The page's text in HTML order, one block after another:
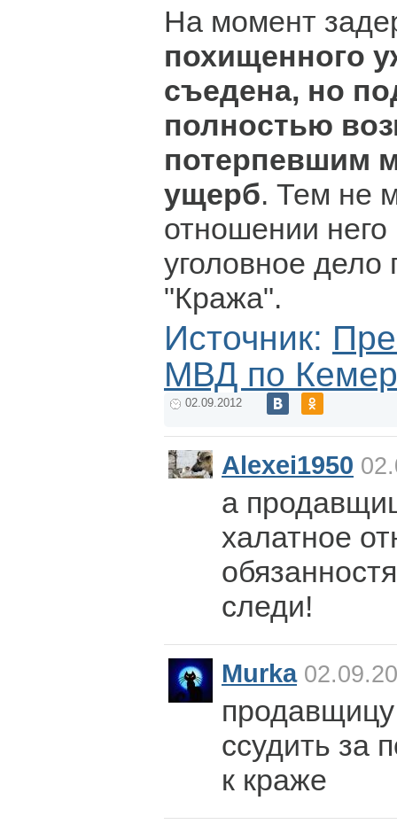
На момент
похищенного
съедена, но
полностью
потерпевшим
ущерб. Тем не
отношении
уголовное
"Кража".
Источник:
МВД по
02.09.2012
Alexei1950
а
халатное
следи!
Murka
ссудить за
к краже